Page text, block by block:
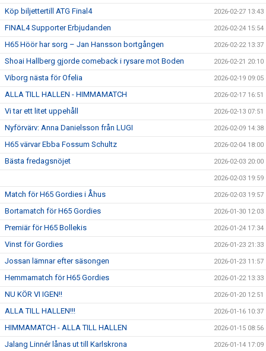
Köp biljettertill ATG Final4 2026-02-27 13:43
FINAL4 Supporter Erbjudanden 2026-02-24 15:54
H65 Höör har sorg – Jan Hansson bortgången 2026-02-22 13:37
Shoai Hallberg gjorde comeback i rysare mot Boden 2026-02-21 20:10
Viborg nästa för Ofelia 2026-02-19 09:05
ALLA TILL HALLEN - HIMMAMATCH 2026-02-17 16:51
Vi tar ett litet uppehåll 2026-02-13 07:51
Nyförvärv: Anna Danielsson från LUGI 2026-02-09 14:38
H65 värvar Ebba Fossum Schultz 2026-02-04 18:00
Bästa fredagsnöjet 2026-02-03 20:00
2026-02-03 19:59
Match för H65 Gordies i Åhus 2026-02-03 19:57
Bortamatch för H65 Gordies 2026-01-30 12:03
Premiär för H65 Bollekis 2026-01-24 17:34
Vinst för Gordies 2026-01-23 21:33
Jossan lämnar efter säsongen 2026-01-23 11:57
Hemmamatch för H65 Gordies 2026-01-22 13:33
NU KÖR VI IGEN!! 2026-01-20 12:51
ALLA TILL HALLEN!!! 2026-01-16 10:37
HIMMAMATCH - ALLA TILL HALLEN 2026-01-15 08:56
Jalang Linnér lånas ut till Karlskrona 2026-01-14 17:09